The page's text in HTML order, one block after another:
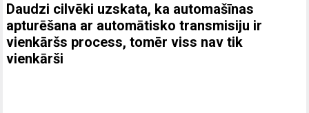
Daudzi cilvēki uzskata, ka automašīnas
apturēšana ar automātisko transmisiju ir
vienkāršs process, tomēr viss nav tik
vienkārši